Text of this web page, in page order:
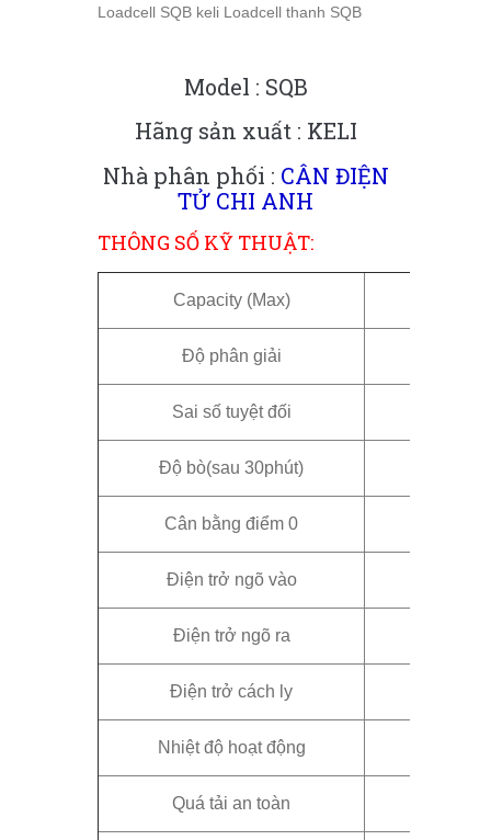
Loadcell SQB keli Loadcell thanh SQB
Model : SQB
Hãng sản xuất : KELI
Nhà phân phối : CÂN ĐIỆN
TỬ CHI ANH
THÔNG SỐ KỸ THUẬT:
Capacity (Max)
Độ phân giải
Sai số tuyệt đối
Độ bò(sau 30phút)
Cân bằng điểm 0
Điện trở ngõ vào
Điện trở ngõ ra
Điện trở cách ly
Nhiệt độ hoạt động
Quá tải an toàn